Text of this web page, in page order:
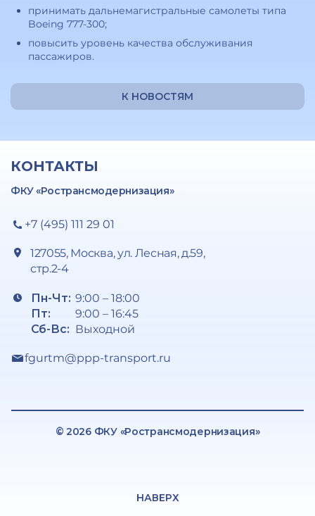
принимать дальнемагистральные самолеты типа
Boeing 777-300;
повысить уровень качества обслуживания
пассажиров.
К НОВОСТЯМ
КОНТАКТЫ
ФКУ «Ространсмодернизация»
+7 (495) 111 29 01
127055, Москва, ул. Лесная, д.59,
стр.2-4
Пн-Чт:
Пт:
Сб-Вс:
9:00 – 18:00
9:00 – 16:45
Выходной
fgurtm@ppp-transport.ru
© 2026 ФКУ «Ространсмодернизация»
НАВЕРХ